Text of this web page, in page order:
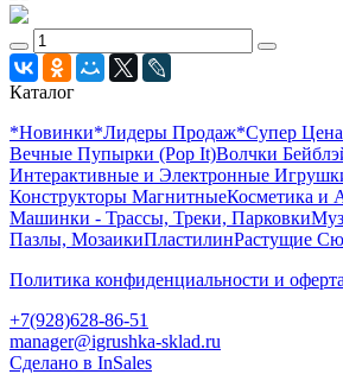
Каталог
*Новинки*Лидеры Продаж*Супер Цена
Вечные Пупырки (Pop It)Волчки
Интерактивные и Электронные
Конструкторы МагнитныеКосметика и
Машинки - Трассы, Треки, Парковки
Пазлы, МозаикиПластилинРастущие
Политика конфиденциальности и оферта
+7(928)628-86-51
manager@igrushka-sklad.ru
Сделано в InSales